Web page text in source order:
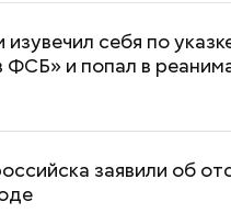
себя по
ФСБ» и попал в
заявили об